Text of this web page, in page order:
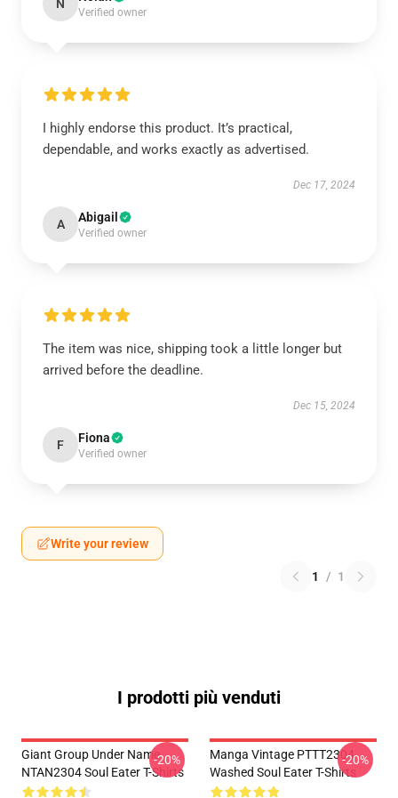
N
Verified owner
I highly endorse this product. It’s practical,
dependable, and works exactly as advertised.
Dec 17, 2024
A Abigail
Verified owner
The item was nice, shipping took a little longer but
arrived before the deadline.
Dec 15, 2024
F Fiona
Verified owner
Write your review
1 / 1
I prodotti più venduti
Giant Group Under Name
NTAN2304 Soul Eater T-Shirts
-20%
Manga Vintage PTTT2304
Washed Soul Eater T-Shirts
-20%